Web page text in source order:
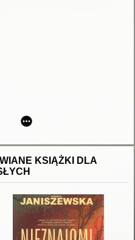
: atlas opracowany w
KSIĄŻKI DLA